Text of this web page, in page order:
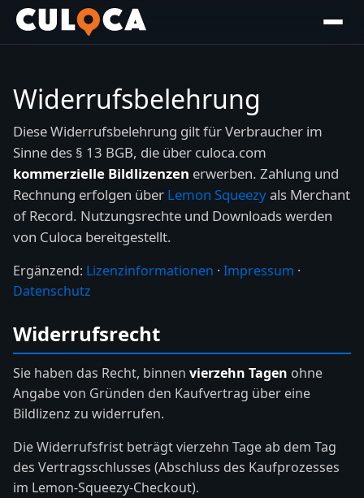
Widerrufsbelehrung
Diese Widerrufsbelehrung gilt für Verbraucher im
Sinne des § 13 BGB, die über culoca.com
kommerzielle Bildlizenzen erwerben. Zahlung und
Rechnung erfolgen über Lemon Squeezyals Merchant
of Record. Nutzungsrechte und Downloads werden
von Culoca bereitgestellt.
Ergänzend: Lizenzinformationen · Impressum ·
Datenschutz
Widerrufsrecht
Sie haben das Recht, binnen vierzehn Tagen ohne
Angabe von Gründen den Kaufvertrag über eine
Bildlizenz zu widerrufen.
Die Widerrufsfrist beträgt vierzehn Tage ab dem Tag
des Vertragsschlusses (Abschluss des Kaufprozesses
im Lemon-Squeezy-Checkout).